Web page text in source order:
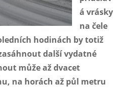
á vrásky
na čele
hodinách by totiž
další vydatné
může až dvacet
na horách až půl metru